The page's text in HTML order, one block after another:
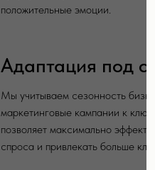
положительные эмоции.
Адаптация под
Мы учитываем сезонность
маркетинговые кампании к
позволяет максимально
спроса и привлекать больше